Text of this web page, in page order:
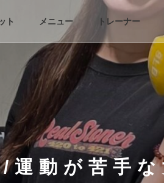
ト メニュー トレーナー
動が苦手